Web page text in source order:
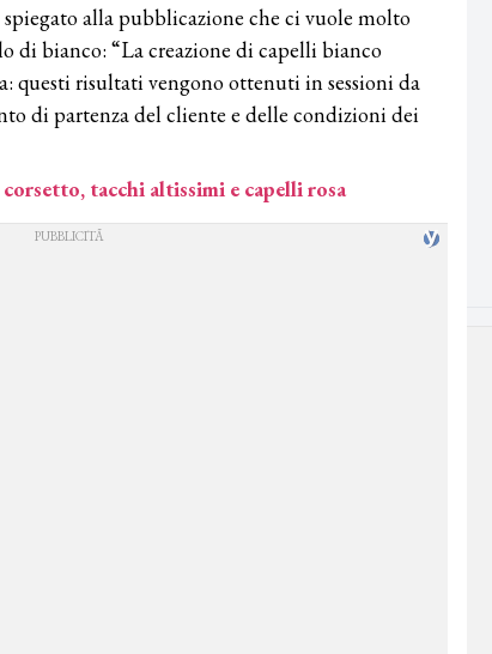
alla pubblicazione che ci vuole molto
di bianco: “La creazione di capelli bianco
questi risultati vengono ottenuti in sessioni da
di partenza del cliente e delle condizioni dei
tacchi altissimi e capelli rosa